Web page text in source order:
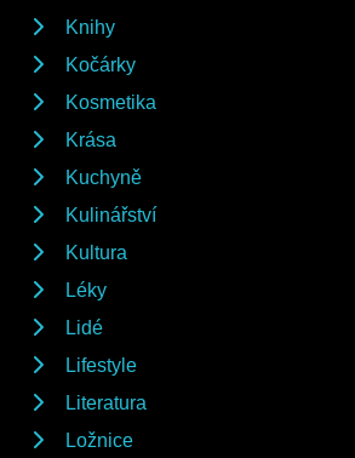
Knihy
Kočárky
Kosmetika
Krása
Kuchyně
Kulinářství
Kultura
Léky
Lidé
Lifestyle
Literatura
Ložnice